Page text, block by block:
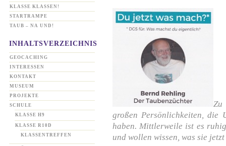
KLASSE KLASSEN!
STARTRAMPE
TAUB – NA UND!
INHALTSVERZEICHNIS
GEOCACHING
INTERESSEN
KONTAKT
MUSEUM
PROJEKTE
SCHULE
KLASSE H9
KLASSE R10D
KLASSENTREFFEN
Zu
großen Persönlichkeiten, die
haben. Mittlerweile ist es
und wollen wissen, was sie